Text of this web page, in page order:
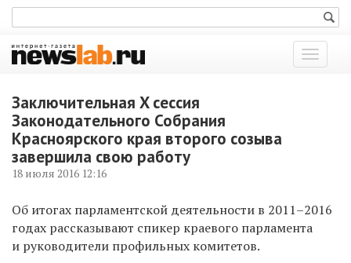
Показать
меню
Заключительная X сессия
Законодательного Собрания
Красноярского края второго созыва
завершила свою работу
18 июля 2016 12:16
Об итогах парламентской деятельности в 2011–2016
годах рассказывают спикер краевого парламента
и руководители профильных комитетов.